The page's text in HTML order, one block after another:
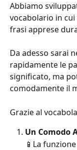
Abbiamo
vocabolario in
frasi apprese
Da adesso sarai
rapidamente le
significato, ma
comodamente il
Grazie al
Un Comodo
📱La